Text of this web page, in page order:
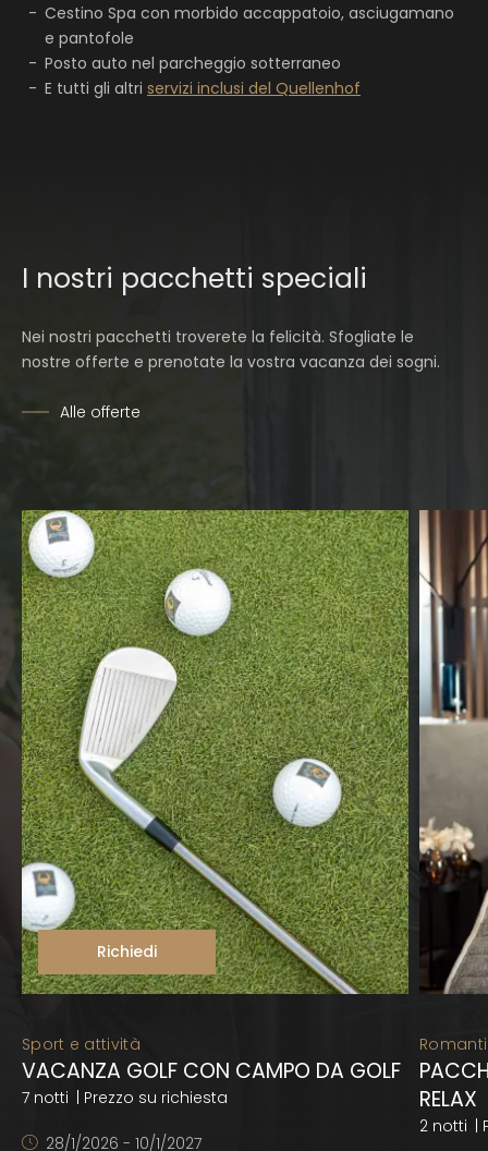
Cestino Spa con morbido accappatoio, asciugamano
e pantofole
Posto auto nel parcheggio sotterraneo
E tutti gli altri servizi inclusi del Quellenhof
I nostri pacchetti speciali
Nei nostri pacchetti troverete la felicità. Sfogliate le
nostre offerte e prenotate la vostra vacanza dei sogni.
Alle offerte
Richiedi
Sport e attività
VACANZA GOLF CON CAMPO DA GOLF
7 notti | Prezzo su richiesta
28/1/2026 - 10/1/2027
RELAX
2 notti |